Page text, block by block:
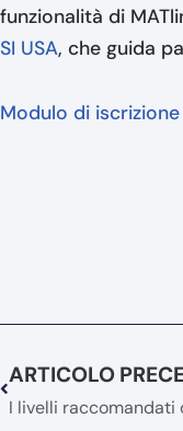
funzionalità di
SI USA, che guida
Modulo di iscrizione
ARTICOLO
I livelli raccomandati